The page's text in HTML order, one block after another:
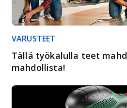
VARUSTEET
Tällä työkalulla teet
mahdollista!